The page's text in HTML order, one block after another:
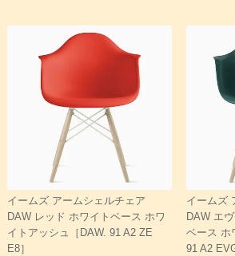
イームズ アームシェルチェア
DAW レッド ホワイトベース ホワ
イトアッシュ［DAW. 91 A2 ZE
E8］
イームズ
DAW エ
ベース ホ
91 A2